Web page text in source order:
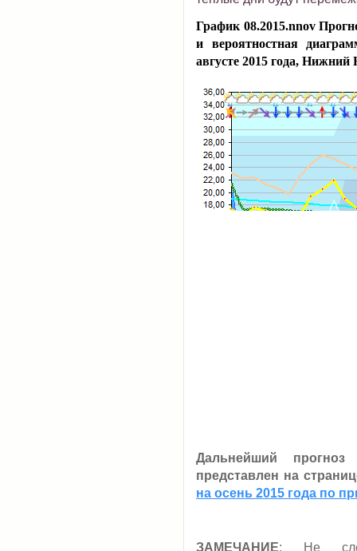
График 08.2015.nnov
и вероятностная
августе 2015 года, Нижний
Дальнейший
представлен на
на осень 2015 года по
ЗАМЕЧАНИЕ: Не